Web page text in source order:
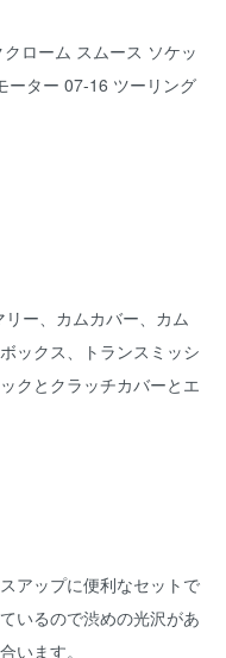
ローム スムース ソケッ
ーター 07-16 ツーリング
ー、カムカバー、カム
ックス、トランスミッシ
クとクラッチカバーとエ
アップに便利なセットで
いるので渋めの光沢があ
います。